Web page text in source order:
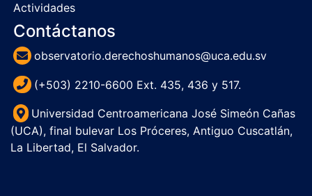
Actividades
Contáctanos
observatorio.derechoshumanos@uca.edu.sv
(+503) 2210-6600 Ext. 435, 436 y 517.
Universidad Centroamericana José Simeón Cañas
(UCA), final bulevar Los Próceres, Antiguo Cuscatlán,
La Libertad, El Salvador.